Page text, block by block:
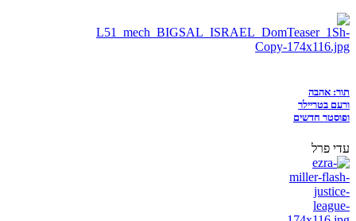
תור: אהבה
ורעם בטריילר
ופוסטר חדשים
עדי פרל